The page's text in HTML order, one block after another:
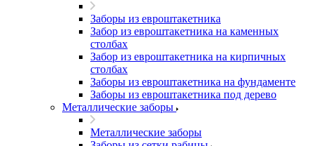
Заборы из евроштакетника
Забор из евроштакетника на каменных
столбах
Забор из евроштакетника на кирпичных
столбах
Заборы из евроштакетника на фундаменте
Заборы из евроштакетника под дерево
Металлические заборы
Металлические заборы